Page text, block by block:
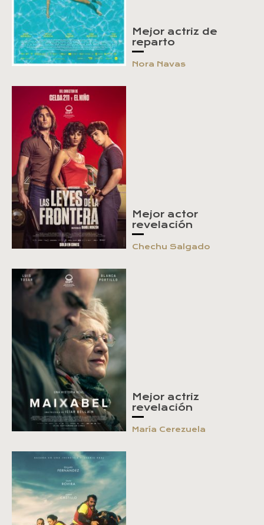
Mejor actriz de
reparto
Nora Navas
Mejor actor
revelación
Chechu Salgado
Mejor actriz
revelación
María Cerezuela